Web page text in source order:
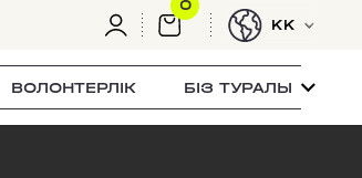
0
KK
ВОЛОНТЕРЛІК БІЗ ТУРАЛЫ